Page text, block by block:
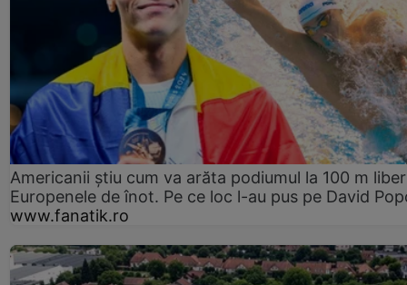
Americanii știu cum va arăta podiumul la 100 m
Europenele de înot. Pe ce loc l-au pus pe David
www.fanatik.ro